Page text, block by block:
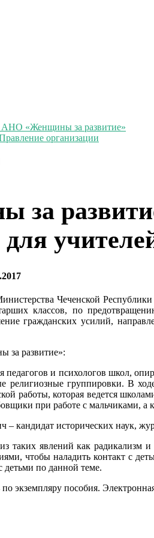
АНО «Женщины за развитие»
организации
для
Чеченской
классов, по
гражданских усилий,
за развитие»:
педагогов и психологов школ,
религиозные группировки. В
работы, которая ведется
при работе с мальчиками, а
– кандидат исторических наук,
таких явлений как
чтобы наладить контакт с
детьми по данной теме.
экземпляру пособия.